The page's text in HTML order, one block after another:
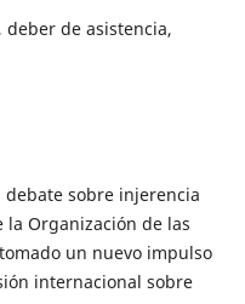
de asistencia,
sobre injerencia
Organización de las
un nuevo impulso
internacional sobre